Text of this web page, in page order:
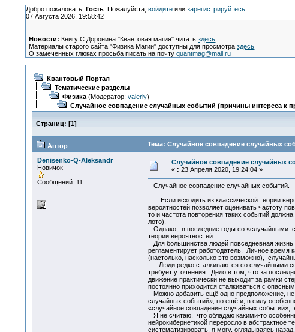
Добро пожаловать, Гость. Пожалуйста, войдитеили зарегистрируйтесь.
07 Августа 2026, 19:58:42
Новости: Книгу С.Доронина "Квантовая магия" читатьздесь
Материалы старого сайта "Физика Магии" доступны для просмотраздесь
О замеченных глюках просьба писать на почтуquantmag@mail.ru
Квантовый Портал
Тематические разделы
Физика(Модератор: valeriy)
Случайное совпадение случайных событий (причины интереса к
Страниц: [1]
Автор Тема: Случайное совпадение случайных
Denisenko-Q-Aleksandr
Новичок
Сообщений: 11
Случайное совпадение случайных
« : 23 Апреля 2020, 19:24:04 »
Случайное совпадение случайных событий.
Если исходить из классической теории
вероятностей позволяет оценивать частоту
то и частота повторения таких событий
лото).
Однако, в последние годы со «случайными
теории вероятностей.
Для большинства людей повседневная
регламентирует работодатель. Личное время
(настолько, насколько это возможно),
Люди редко сталкиваются со случайными
требует уточнения. Дело в том, что за
движение практически не выходит за рамки
постоянно приходится сталкиваться с
Можно добавить ещё одно предположение,
случайных событий», но ещё и, в силу
«случайное совпадение случайных
Я не считаю, что обладаю какими-то
нейрокибернетикой переросло в
систематизировать, я могу, оглядываясь